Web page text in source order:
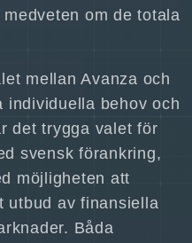
om de totala
mellan Avanza och
individuella behov och
det trygga valet för
svensk förankring,
möjligheten att
utbud av finansiella
Båda